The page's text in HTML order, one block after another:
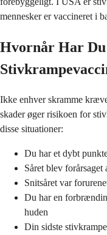
mennesker er vaccineret i
Hvornår Har
Ikke enhver skramme
skader øger risikoen for
disse situationer:
Du har et dybt
Såret blev forårsaget
Snitsåret var
Du har en
huden
Din sidste